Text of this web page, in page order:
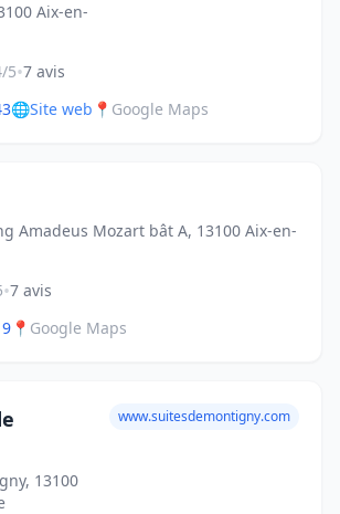
Aix-en-
5•7 avis
🌐Site web 📍 Google Maps
Amadeus Mozart bât A, 13100 Aix-en-
•7 avis
📍 Google Maps
13100
www.suitesdemontigny.com